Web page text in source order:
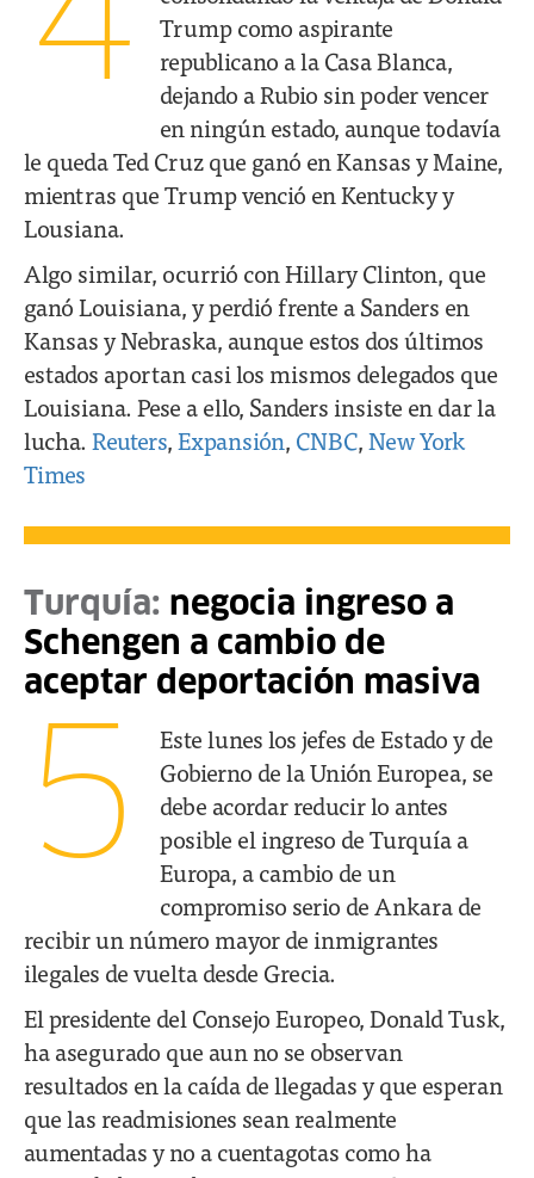
Trump como aspirante
republicano a la Casa Blanca,
dejando a Rubio sin poder vencer
en ningún estado, aunque todavía
le queda Ted Cruz que ganó en Kansas y Maine,
mientras que Trump venció en Kentucky y
Lousiana.
Algo similar, ocurrió con Hillary Clinton, que
ganó Louisiana, y perdió frente a Sanders en
Kansas y Nebraska, aunque estos dos últimos
estados aportan casi los mismos delegados que
Louisiana. Pese a ello, Sanders insiste en dar la
lucha. Reuters,Expansión, CNBC,New York
Times
Turquía: negocia ingreso a
Schengen a cambio de
aceptar deportación masiva
5
Este lunes los jefes de Estado y de
Gobierno de la Unión Europea, se
debe acordar reducir lo antes
posible el ingreso de Turquía a
Europa, a cambio de un
compromiso serio de Ankara de
recibir un número mayor de inmigrantes
ilegales de vuelta desde Grecia.
El presidente del Consejo Europeo, Donald Tusk,
ha asegurado que aun no se observan
resultados en la caída de llegadas y que esperan
que las readmisiones sean realmente
aumentadas y no a cuentagotas como ha